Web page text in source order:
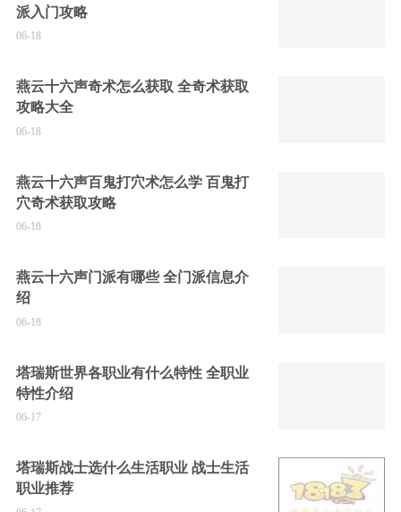
派入门攻略
06-18
燕云十六声奇术怎么获取 全奇术获取
攻略大全
06-18
燕云十六声百鬼打穴术怎么学 百鬼打
穴奇术获取攻略
06-18
燕云十六声门派有哪些 全门派信息介
绍
06-18
塔瑞斯世界各职业有什么特性 全职业
特性介绍
06-17
塔瑞斯战士选什么生活职业 战士生活
职业推荐